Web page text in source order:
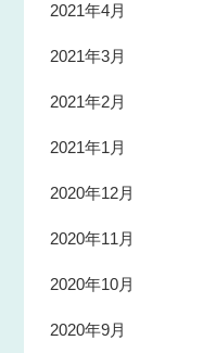
2021年4月
2021年3月
2021年2月
2021年1月
2020年12月
2020年11月
2020年10月
2020年9月